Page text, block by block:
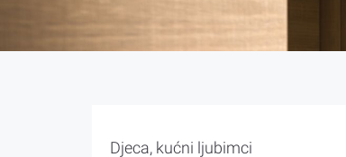
Djeca, kućni ljubimci